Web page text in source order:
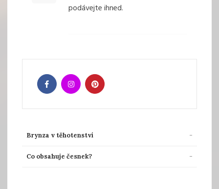
podávejte ihned.
Brynza v těhotenství
Co obsahuje česnek?